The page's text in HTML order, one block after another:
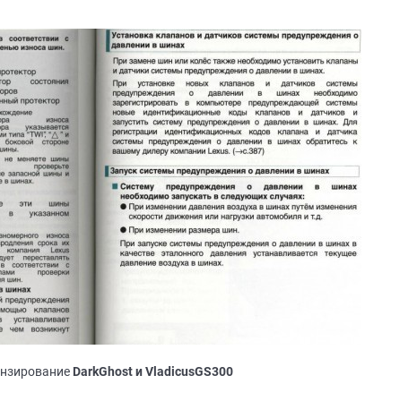
DarkGhost и VladicusGS300